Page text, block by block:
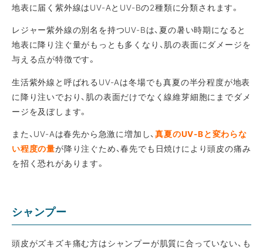
地表に届く紫外線はUV-AとUV-Bの2種類に分類されます。
レジャー紫外線の別名を持つUV-Bは、夏の暑い時期になると
地表に降り注ぐ量がもっとも多くなり、肌の表面にダメージを
与える点が特徴です。
生活紫外線と呼ばれるUV-Aは冬場でも真夏の半分程度が地表
に降り注いでおり、肌の表面だけでなく線維芽細胞にまでダメ
ージを及ぼします。
また、UV-Aは春先から急激に増加し、真夏のUV-Bと変わらな
い程度の量が降り注ぐため、春先でも日焼けにより頭皮の痛み
を招く恐れがあります。
シャンプー
頭皮がズキズキ痛む方はシャンプーが肌質に合っていない、も